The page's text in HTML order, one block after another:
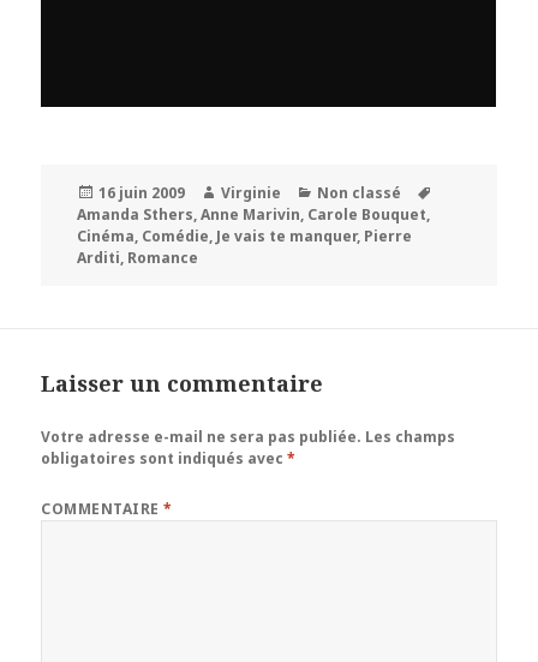
Publié
le
16 juin 2009 Auteur
Virginie Catégories
Non classé
Amanda Sthers,Anne Marivin, Carole Bouquet,
Cinéma, Comédie, Je vais te manquer, Pierre
Arditi, Romance
Laisser un commentaire
Votre adresse e-mail ne sera pas publiée. Les champs
obligatoires sont indiqués avec*
COMMENTAIRE*